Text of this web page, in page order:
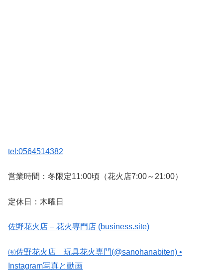
tel:0564514382
営業時間：冬限定11:00頃（花火店7:00～21:00）
定休日：木曜日
佐野花火店 – 花火専門店 (business.site)
㈲佐野花火店 玩具花火専門(@sanohanabiten) •
Instagram写真と動画